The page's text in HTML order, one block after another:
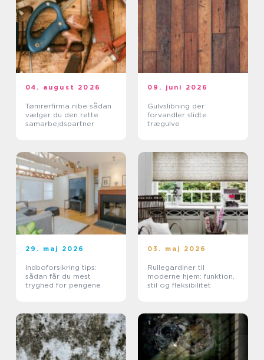
04. august 2026
Tømrerfirma nibe sådan
vælger du den rette
samarbejdspartner
09. juni 2026
Gulvslibning der
forvandler slidte
trægulve
29. maj 2026
Indboforsikring tips:
sådan får du mest
tryghed for pengene
03. maj 2026
Rullegardiner til
moderne hjem: funktion,
stil og fleksibilitet